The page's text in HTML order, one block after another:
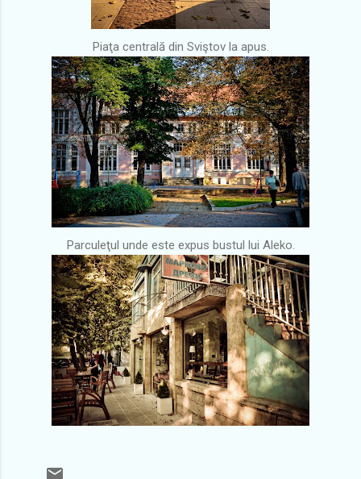
Piaţa centrală din Sviştov la apus.
Parculeţul unde este expus bustul lui Aleko.